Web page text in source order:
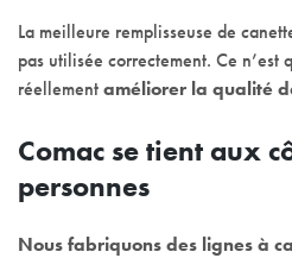
La meilleure remplisseuse de
pas utilisée correctement. Ce n’est
réellementaméliorer la qualité
Comac se tient aux
personnes
Nous fabriquons des lignes à